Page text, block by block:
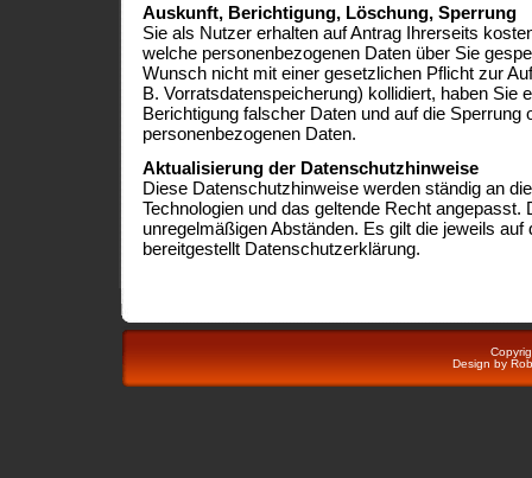
Auskunft, Berichtigung, Löschung, Sperrung
Sie als Nutzer erhalten auf Antrag Ihrerseits
welche personenbezogenen Daten über Sie
Wunsch nicht mit einer gesetzlichen Pflicht zur
B. Vorratsdatenspeicherung) kollidiert, haben Sie
Berichtigung falscher Daten und auf die Sperrung
personenbezogenen Daten.
Aktualisierung der Datenschutzhinweise
Diese Datenschutzhinweise werden ständig an
Technologien und das geltende Recht angepasst.
unregelmäßigen Abständen. Es gilt die jeweils auf
bereitgestellt Datenschutzerklärung.
Design by